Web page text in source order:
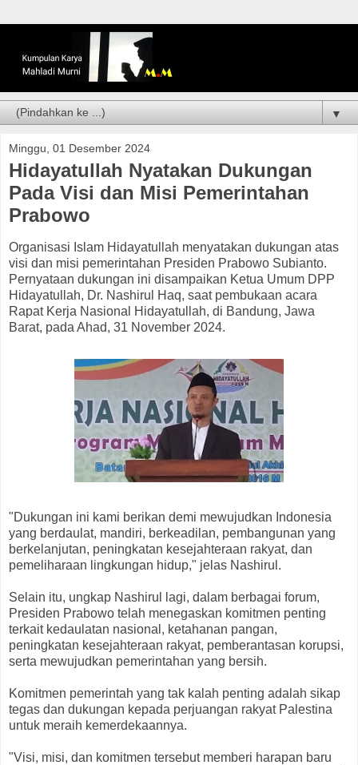
▼
Minggu, 01 Desember 2024
Hidayatullah Nyatakan Dukungan
Pada Visi dan Misi Pemerintahan
Prabowo
Organisasi Islam Hidayatullah menyatakan dukungan atas
visi dan misi pemerintahan Presiden Prabowo Subianto.
Pernyataan dukungan ini disampaikan Ketua Umum DPP
Hidayatullah, Dr. Nashirul Haq, saat pembukaan acara
Rapat Kerja Nasional Hidayatullah, di Bandung, Jawa
Barat, pada Ahad, 31 November 2024.
"Dukungan ini kami berikan demi mewujudkan Indonesia
yang berdaulat, mandiri, berkeadilan, pembangunan yang
berkelanjutan, peningkatan kesejahteraan rakyat, dan
pemeliharaan lingkungan hidup," jelas Nashirul.
Selain itu, ungkap Nashirul lagi, dalam berbagai forum,
Presiden Prabowo telah menegaskan komitmen penting
terkait kedaulatan nasional, ketahanan pangan,
peningkatan kesejahteraan rakyat, pemberantasan korupsi,
serta mewujudkan pemerintahan yang bersih.
Komitmen pemerintah yang tak kalah penting adalah sikap
tegas dan dukungan kepada perjuangan rakyat Palestina
untuk meraih kemerdekaannya.
"Visi, misi, dan komitmen tersebut memberi harapan baru